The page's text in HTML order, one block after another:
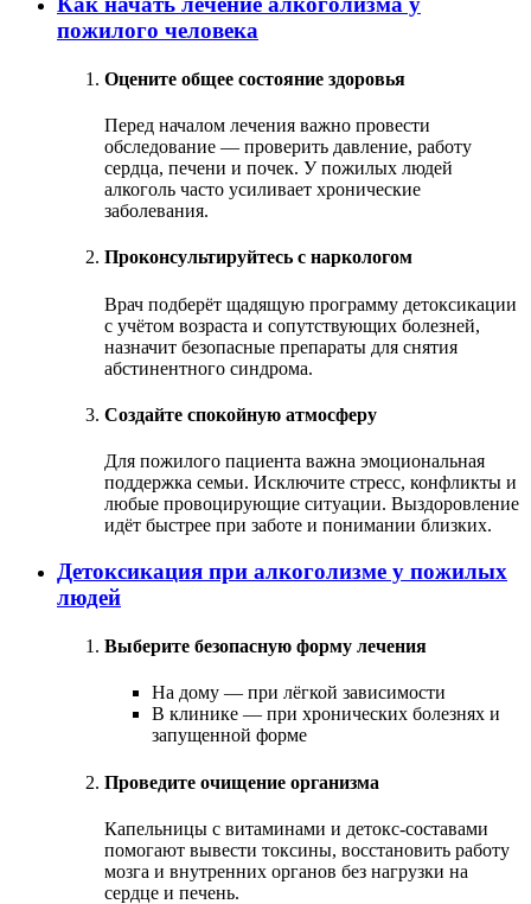
пожилого человека
Оцените общее состояние здоровья
Перед началом лечения важно провести
обследование — проверить давление, работу
сердца, печени и почек. У пожилых людей
алкоголь часто усиливает хронические
заболевания.
Проконсультируйтесь с наркологом
Врач подберёт щадящую программу детоксикации
с учётом возраста и сопутствующих болезней,
назначит безопасные препараты для снятия
абстинентного синдрома.
Создайте спокойную атмосферу
Для пожилого пациента важна эмоциональная
поддержка семьи. Исключите стресс, конфликты и
любые провоцирующие ситуации. Выздоровление
идёт быстрее при заботе и понимании близких.
Детоксикация при алкоголизме у пожилых
людей
Выберите безопасную форму лечения
На дому — при лёгкой зависимости
В клинике — при хронических болезнях и
запущенной форме
Проведите очищение организма
Капельницы с витаминами и детокс-составами
помогают вывести токсины, восстановить работу
мозга и внутренних органов без нагрузки на
сердце и печень.